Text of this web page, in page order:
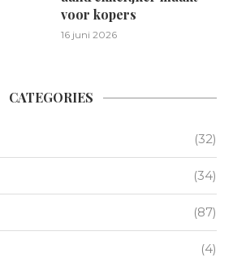
voor kopers
16 juni 2026
CATEGORIES
(32)
(34)
(87)
(4)